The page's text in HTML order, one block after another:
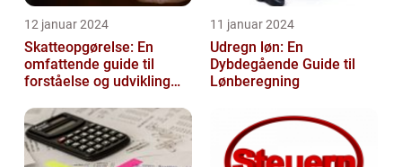
12 januar 2024
Skatteopgørelse: En
omfattende guide til
forståelse og udvikling
11 januar 2024
Udregn løn: En
Dybdegående Guide til
Lønberegning